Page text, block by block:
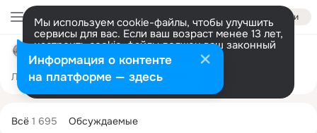
Войти
Мы используем cookie-файлы, чтобы улучшить
сервисы для вас. Если ваш возраст менее 13 лет,
настроить cookie-файлы должен ваш законный
представитель. Больше информации
Разрешить все Настроить
Лента Участники 253 Темы 1.6K
колонка
Всё 1 695 Обсуждаемые
Информация о контенте
на платформе — здесь